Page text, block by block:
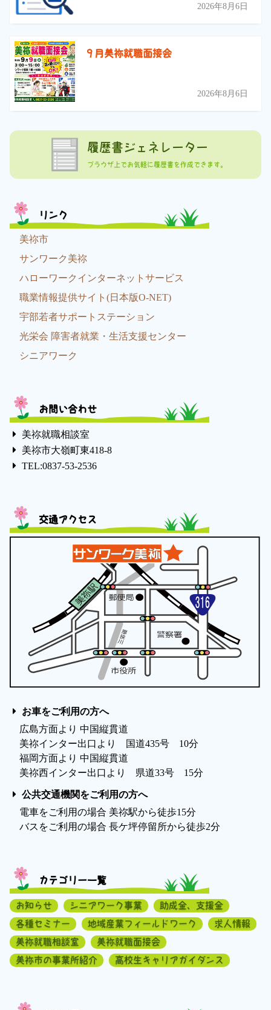
2026年8月6日
９月美祢就職面接会
2026年8月6日
履歴書ジェネレーター
ブラウザ上でお気軽に履歴書を作成できます。
リンク
美祢市
サンワーク美祢
ハローワークインターネットサービス
職業情報提供サイト(日本版O-NET)
宇部若者サポートステーション
光栄会 障害者就業・生活支援センター
シニアワーク
お問い合わせ
美祢就職相談室
美祢市大嶺町東418-8
TEL:0837-53-2536
交通アクセス
お車をご利用の方へ
広島方面より 中国縦貫道
美祢インター出口より 国道435号 10分
福岡方面より 中国縦貫道
美祢西インター出口より 県道33号 15分
公共交通機関をご利用の方へ
電車をご利用の場合 美祢駅から徒歩15分
バスをご利用の場合 長ケ坪停留所から徒歩2分
カテゴリー一覧
お知らせ シニアワーク事業
助成金、支援金
各種セミナー
地域産業フィールドワーク
求人情報
美祢就職相談室
美祢就職面接会
美祢市の事業所紹介
高校生キャリアガイダンス